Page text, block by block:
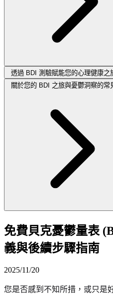
透過 BDI 測驗賦能您的心理健康之
關於您的 BDI 之旅與憂鬱洞察的常
免費貝克憂鬱量表
義與後續步驟指南
2025/11/20
您是否感到不知所措，或只是